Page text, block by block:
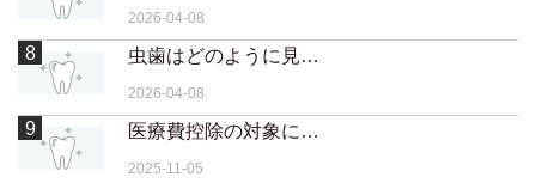
2026-04-08
8 虫歯はどのように見つけられますか？
2026-04-08
9 医療費控除の対象になりますか？
2025-11-05